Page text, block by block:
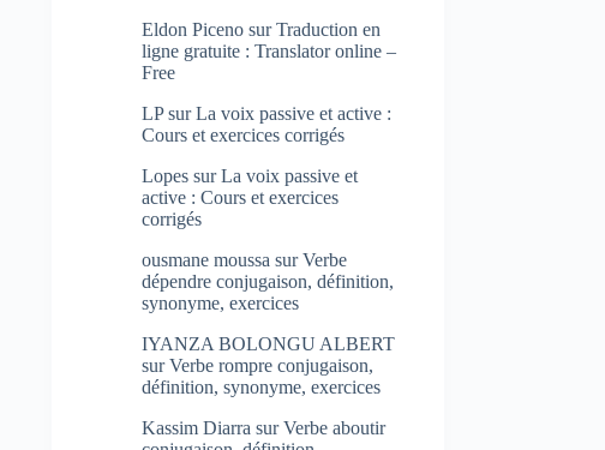
Eldon Piceno surTraduction en
ligne gratuite : Translator online –
Free
LPsurLa voix passive et active :
Cours et exercices corrigés
Lopes surLa voix passive et
active : Cours et exercices
corrigés
ousmane moussa surVerbe
dépendre conjugaison, définition,
synonyme, exercices
IYANZA BOLONGU ALBERT
surVerbe rompre conjugaison,
définition, synonyme, exercices
Kassim Diarra surVerbe aboutir